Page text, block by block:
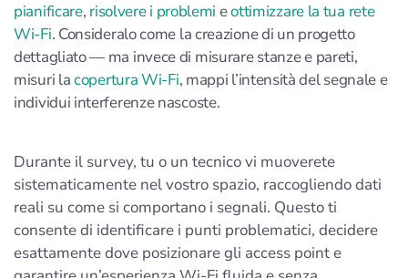
pianificare, risolvere i problemi eottimizzare la tua rete
Wi-Fi. Consideralo come la creazione di un progetto
dettagliato — ma invece di misurare stanze e pareti,
misuri lacopertura Wi-Fi, mappi l’intensità del segnale e
individui interferenze nascoste.
Durante il survey, tu o un tecnico vi muoverete
sistematicamente nel vostro spazio, raccogliendo dati
reali su come si comportano i segnali. Questo ti
consente di identificare i punti problematici, decidere
esattamente dove posizionare gli access point e